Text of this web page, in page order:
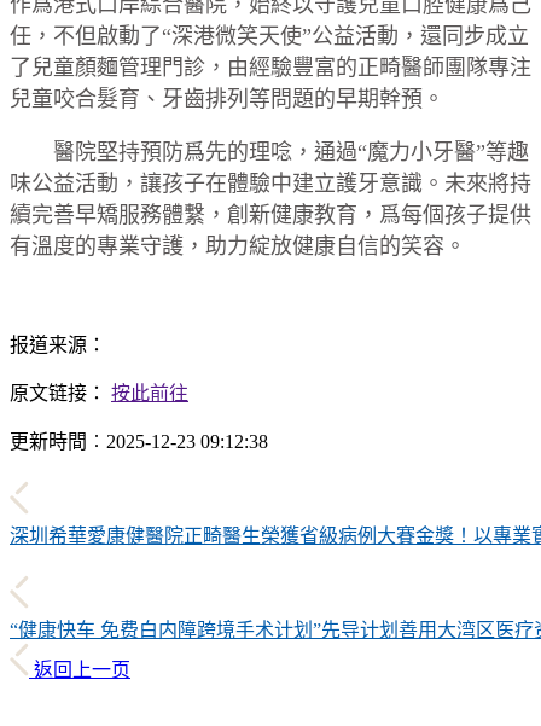
作爲港式口岸綜合醫院，始終以守護兒童口腔健康爲己
任，不但啟動了“深港微笑天使”公益活動，還同步成立
了兒童顏麵管理門診，由經驗豐富的正畸醫師團隊專注
兒童咬合髮育、牙齒排列等問題的早期幹預。
醫院堅持預防爲先的理唸，通過“魔力小牙醫”等趣
味公益活動，讓孩子在體驗中建立護牙意識。未來將持
續完善早矯服務體繫，創新健康教育，爲每個孩子提供
有溫度的專業守護，助力綻放健康自信的笑容。
报道来源：
原文链接： 按此前往
更新時間︰2025-12-23 09:12:38
深圳希華愛康健醫院正畸醫生榮獲省級病例大賽金獎！以專業
“健康快车 免费白内障跨境手术计划”先导计划善用大湾区医
返回上一页